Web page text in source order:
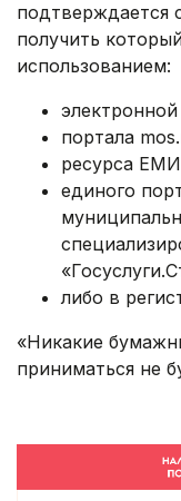
подтверждается
получить
использованием:
портала
ресурса
единого
либо в
«Никакие
приниматься не